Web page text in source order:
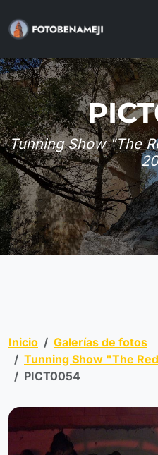
Tunning Show "The
Inicio
Galerías de fotos
Tunning Show "The
PICT0054